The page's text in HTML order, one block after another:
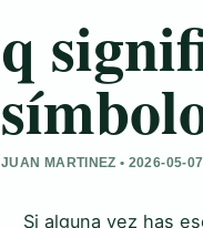
q
JUAN MARTINEZ • 2026-05-
Si alguna vez has